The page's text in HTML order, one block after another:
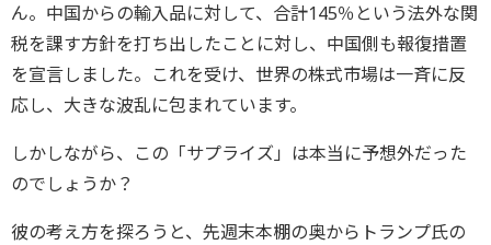
ん。中国からの輸入品に対して、合計145％という法外な関
税を課す方針を打ち出したことに対し、中国側も報復措置
を宣言しました。これを受け、世界の株式市場は一斉に反
応し、大きな波乱に包まれています。
しかしながら、この「サプライズ」は本当に予想外だった
のでしょうか？
彼の考え方を探ろうと、先週末本棚の奥からトランプ氏の